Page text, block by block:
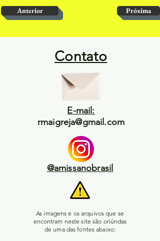
Anterior Próxima
Contato
E-mail:
rmaigreja@gmail.com
@amissanobrasil
As imagens e os arquivos que se
encontram neste site são oriúndas
de uma das fontes abaixo: